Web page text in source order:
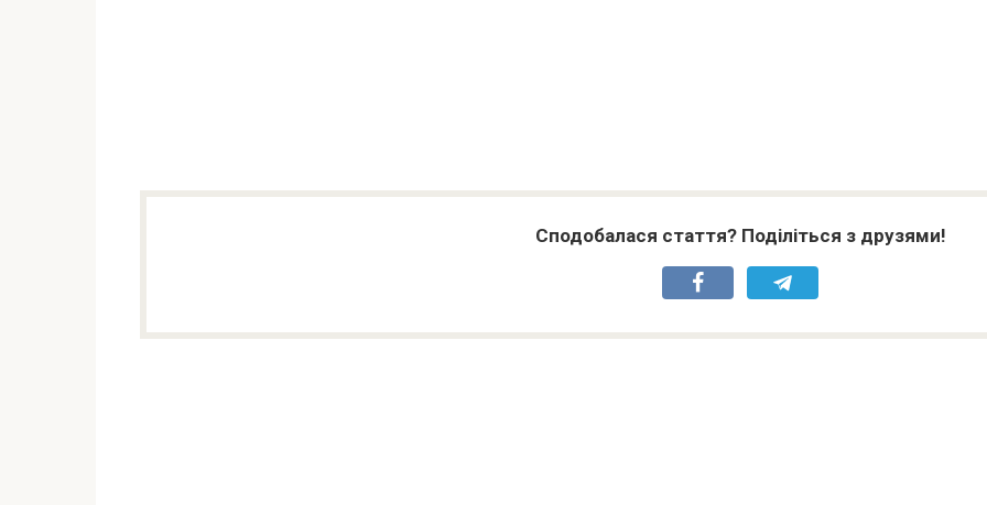
Сподобалася стаття? Поділіться з друзями!